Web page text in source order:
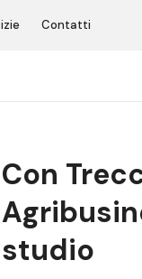
Contatti
Con
studio